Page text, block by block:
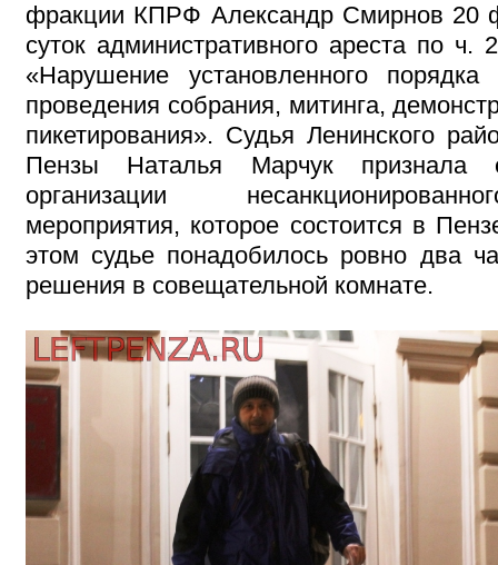
фракции КПРФ Александр Смирнов 20
суток административного ареста по
«Нарушение установленного порядка
проведения собрания, митинга,
пикетирования». Судья Ленинского
Пензы Наталья Марчук
организации
мероприятия, которое состоится в
этом судье понадобилось ровно два
решения в совещательной комнате.